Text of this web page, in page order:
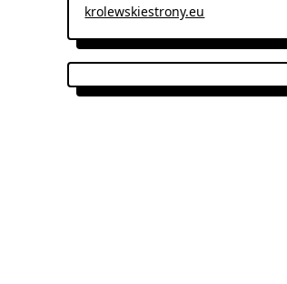
krolewskiestrony.eu